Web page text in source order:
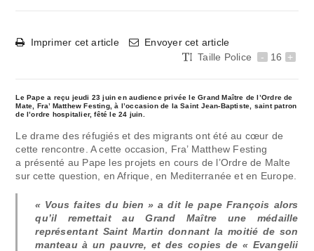
Imprimer cet article
Envoyer cet article
Taille Police
- 16 +
Le Pape a reçu jeudi 23 juin en audience privée le Grand Maître de l’Ordre de
Mate, Fra’ Matthew Festing, à l’occasion de la Saint Jean-Baptiste, saint patron
de l’ordre hospitalier, fêté le 24 juin.
Le drame des réfugiés et des migrants ont été au cœur de
cette rencontre. A cette occasion, Fra’ Matthew Festing
a présenté au Pape les projets en cours de l’Ordre de Malte
sur cette question, en Afrique, en Mediterranée et en Europe.
« Vous faites du bien » a dit le pape François alors
qu’il remettait au Grand Maître une médaille
représentant Saint Martin donnant la moitié de son
manteau à un pauvre, et des copies de « Evangelii